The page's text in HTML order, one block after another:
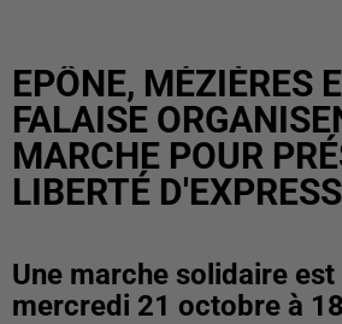
EPÔNE, MÉZIÈRES
FALAISE
MARCHE POUR
LIBERTÉ
Une marche solidaire
mercredi 21 octobre à